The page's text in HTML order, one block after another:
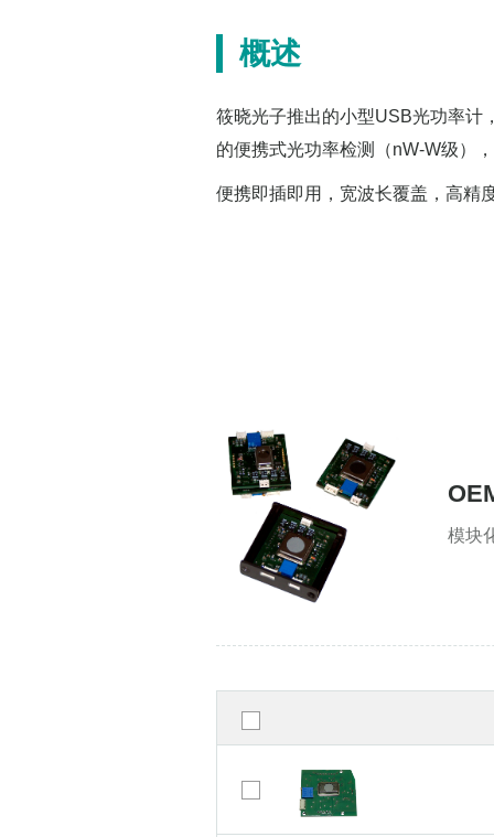
概述
筱晓光子推出的小型USB光功率计
的便携式光功率检测（nW-W级）
便携即插即用，宽波长覆盖，高精
模块